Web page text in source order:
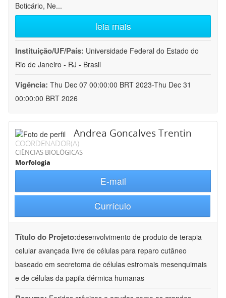
Boticário, Ne...
leia mais
Instituição/UF/País: Universidade Federal do Estado do
Rio de Janeiro - RJ - Brasil
Vigência: Thu Dec 07 00:00:00 BRT 2023-Thu Dec 31
00:00:00 BRT 2026
Andrea Goncalves Trentin
COORDENADOR(A)
CIÊNCIAS BIOLÓGICAS
Morfologia
E-mail
Currículo
Título do Projeto:desenvolvimento de produto de terapia
celular avançada livre de células para reparo cutâneo
baseado em secretoma de células estromais mesenquimais
e de células da papila dérmica humanas